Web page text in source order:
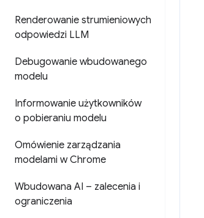
Renderowanie strumieniowych
odpowiedzi LLM
Debugowanie wbudowanego
modelu
Informowanie użytkowników
o pobieraniu modelu
Omówienie zarządzania
modelami w Chrome
Wbudowana AI – zalecenia i
ograniczenia